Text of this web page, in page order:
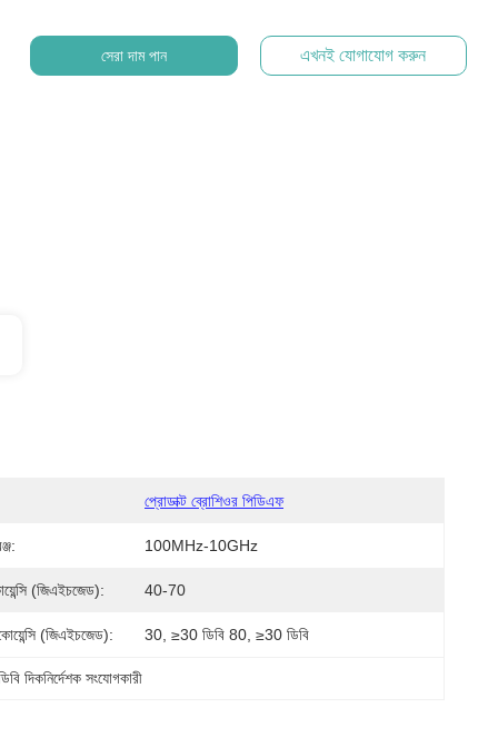
সেরা দাম পান এখনই যোগাযোগ করুন
প্রোডাক্ট ব্রোশিওর পিডিএফ
100MHz-10GHz
(জিএইচজেড): 40-70
(জিএইচজেড): 30, ≥30 ডিবি 80, ≥30 ডিবি
দিকনির্দেশক সংযোগকারী